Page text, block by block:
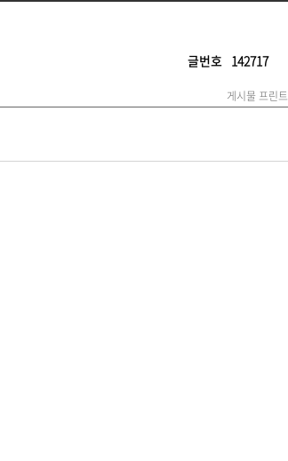
글번호 142717
게시물 프린트